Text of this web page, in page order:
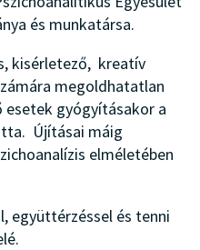
és munkatársa.
kisérletező, kreatív
megoldhatatlan
gyógyításakor a
Újításai máig
elméletében
együttérzéssel és tenni